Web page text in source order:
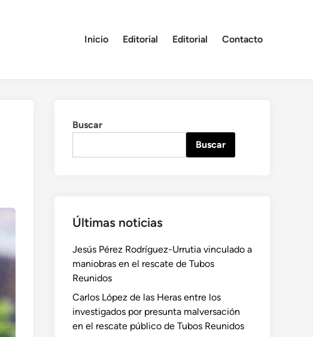
Inicio Editorial Editorial Contacto
Buscar
Buscar
Últimas noticias
Jesús Pérez Rodríguez-Urrutia vinculado a
maniobras en el rescate de Tubos
Reunidos
Carlos López de las Heras entre los
investigados por presunta malversación
en el rescate público de Tubos Reunidos